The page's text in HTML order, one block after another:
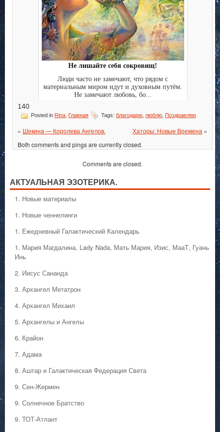
Не лишайте себя сокровищ!
Люди часто не замечают, что рядом с
материальным миром идут и духовным путём.
Не замечают любовь, бо...
140
Posted in Rina Главная Tags: благодарю люблю Поздравляю
« Шекина — Королева Ангелов. Хаторы: Новые Времена »
Both comments and pings are currently closed.
Comments are closed.
АКТУАЛЬНАЯ ЭЗОТЕРИКА.
1. Hовые материалы
1. Hовые ченнелинги
1. Ежедневный Галактический Календарь
1. Мария Магдалина, Lady Nada, Мать Мария, Изис, МааТ, Гуань
Инь
2. Иисус Сананда
3. Архангел Метатрон
4. Архангел Михаил
5. Архангелы и Ангелы
6. Крайон
7. Адама
8. Аштар и Галактическая Федерация Света
9. Сен-Жермен
9. Солнечное Братство
9. ТОТ-Атлант